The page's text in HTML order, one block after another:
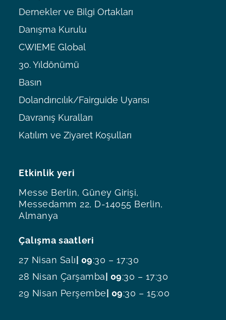
Etkinlik yeri
Messe Berlin, Güney Girişi,
Messedamm 22, D-14055 Berlin,
Almanya
Çalışma saatleri
27 Nisan Salı| 09:30 – 17:30
28 Nisan Çarşamba| 09:30 – 17:30
29 Nisan Perşembe| 09:30 – 15:00
Dernekler ve Bilgi Ortakları
Danışma Kurulu
CWIEME Global
30. Yıldönümü
Basın
Dolandırıcılık/Fairguide Uyarısı
Davranış Kuralları
Katılım ve Ziyaret Koşulları